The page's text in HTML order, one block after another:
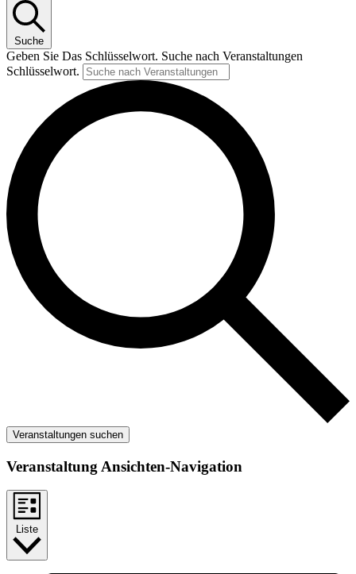
Suche
Geben Sie Das Schlüsselwort. Suche nach Veranstaltungen
Schlüsselwort.
Veranstaltungen suchen
Veranstaltung Ansichten-Navigation
Liste